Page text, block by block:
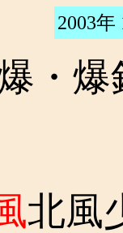
2003年
・爆
北風